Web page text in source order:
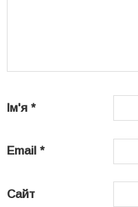
Ім'я *
Email *
Сайт